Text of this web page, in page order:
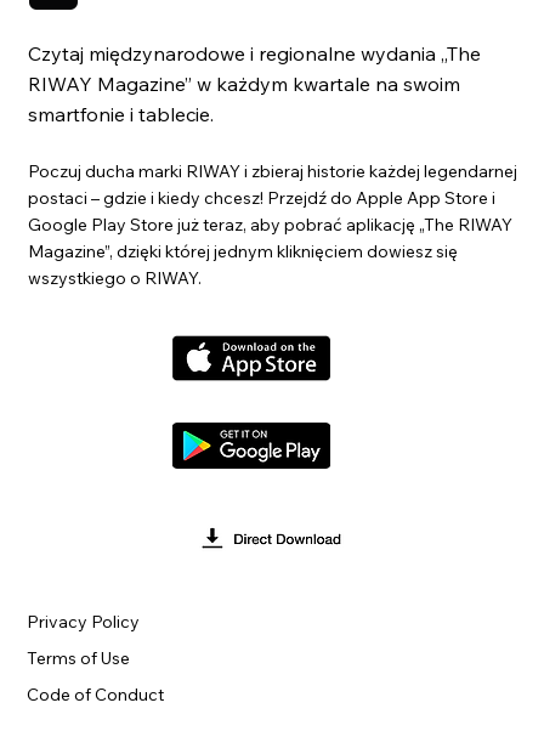
Czytaj międzynarodowe i regionalne wydania „The
RIWAY Magazine” w każdym kwartale na swoim
smartfonie i tablecie.
Poczuj ducha marki RIWAY i zbieraj historie każdej legendarnej
postaci – gdzie i kiedy chcesz! Przejdź do Apple App Store i
Google Play Store już teraz, aby pobrać aplikację „The RIWAY
Magazine”, dzięki której jednym kliknięciem dowiesz się
wszystkiego o RIWAY.
Terms of Use
Privacy Policy
Code of Conduct